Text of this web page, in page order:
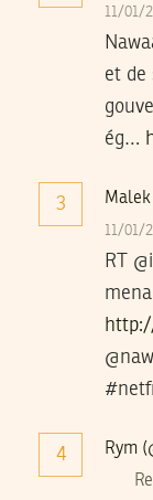
11/01/
et de
ég…
3
11/01/
RT
4 Rym